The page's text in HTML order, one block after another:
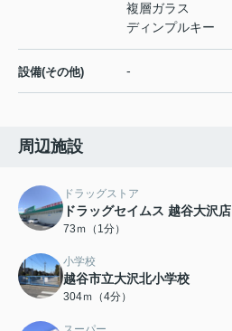
複層ガラス
ディンプルキー
設備(その他) -
周辺施設
ドラッグストア
ドラッグセイムス 越谷大沢店
73ｍ（1分）
小学校
越谷市立大沢北小学校
304ｍ（4分）